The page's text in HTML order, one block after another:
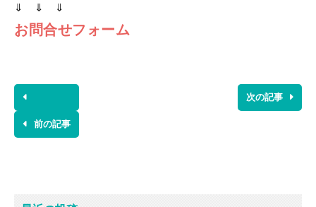
⇓ ⇓ ⇓
お問合せフォーム
前の記事
次の記事